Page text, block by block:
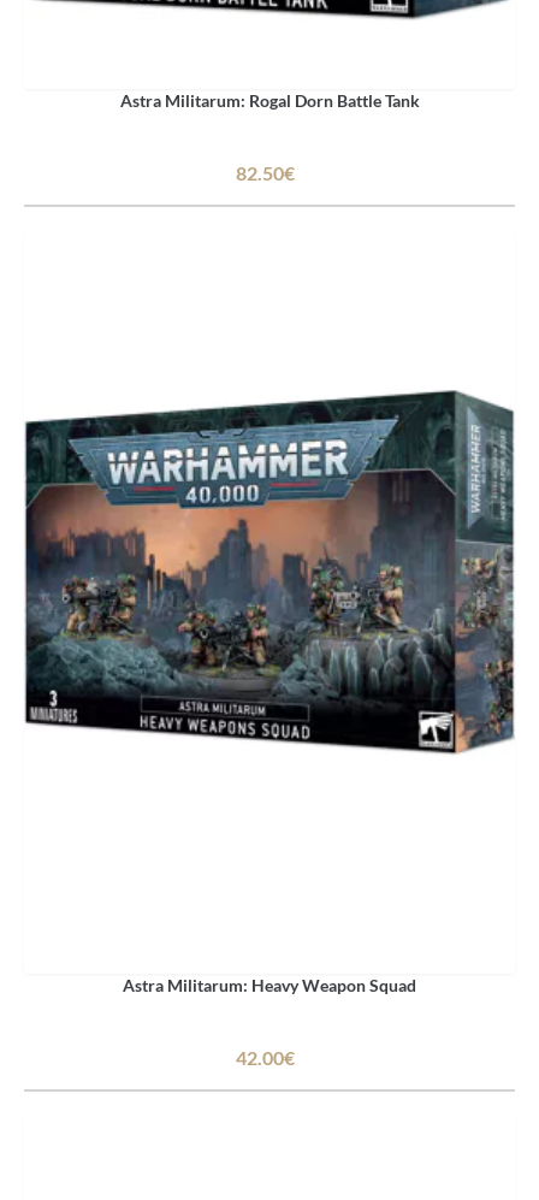
Astra Militarum: Rogal Dorn Battle Tank
82.50€
Astra Militarum: Heavy Weapon Squad
42.00€